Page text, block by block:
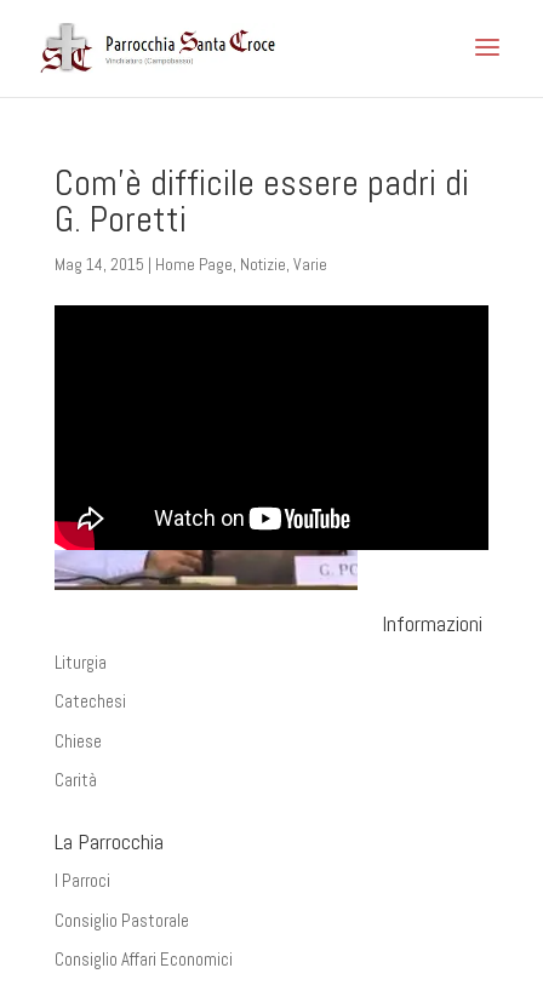
Com’è difficile essere padri di
G. Poretti
Mag 14, 2015 | Home Page, Notizie, Varie
Informazioni
Liturgia
Catechesi
Chiese
Carità
La Parrocchia
I Parroci
Consiglio Pastorale
Consiglio Affari Economici